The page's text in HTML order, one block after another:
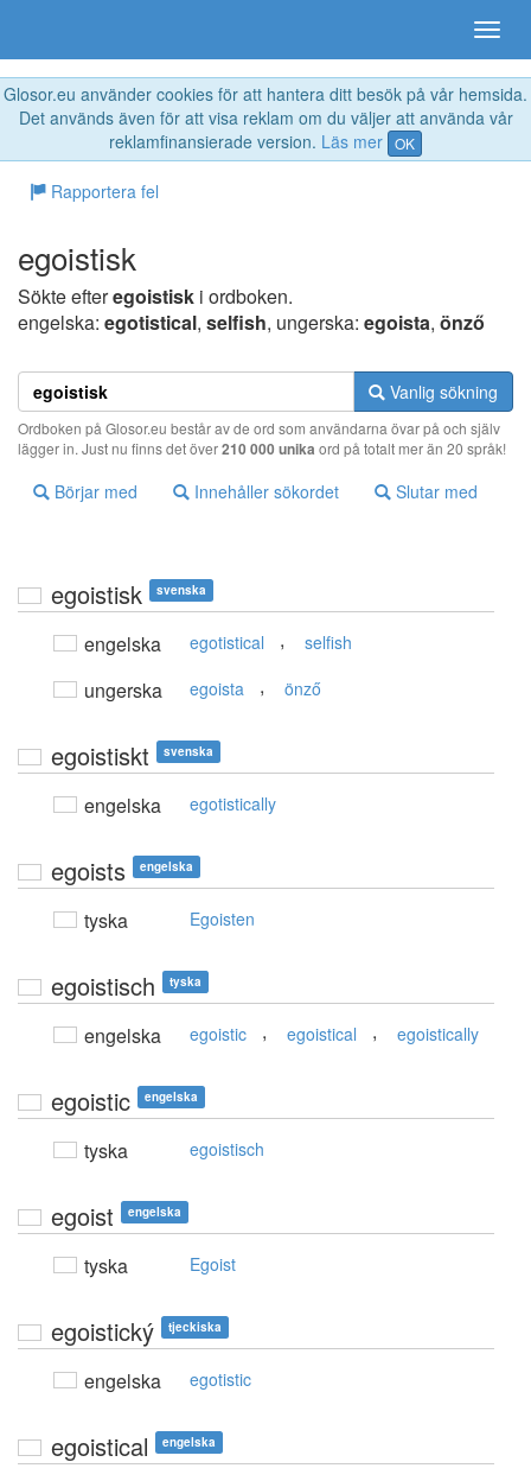
Glosor.eu använder cookies för att hantera ditt besök på vår hemsida.
Det används även för att visa reklam om du väljer att använda vår
reklamfinansierade version. Läs mer OK
Rapportera fel
egoistisk
Sökte efteregoistisk i ordboken.
engelska: egotistical, selfish, ungerska: egoista, önző
Vanlig sökning
Ordboken på Glosor.eu består av de ord som användarna övar på och själv
lägger in. Just nu finns det över210 000 unika ord på totalt mer än 20 språk!
Börjar med Innehåller sökordet Slutar med
egoistisk svenska
engelska egotistical , selfish
ungerska egoista , önző
egoistiskt svenska
engelska egotistically
egoists engelska
tyska Egoisten
egoistisch tyska
engelska egoistic , egoistical , egoistically
egoistic engelska
tyska egoistisch
egoist engelska
tyska Egoist
egoistický tjeckiska
engelska egotistic
egoistical engelska